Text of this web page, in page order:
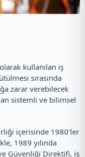
kullanılan iş
sırasında
zarar verebilecek
sistemli ve bilimsel
içerisinde 1980’ler
1989 yılında
ve Güvenliği Direktifi, iş